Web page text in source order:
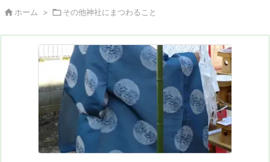
 ホーム > その他神社にまつわること